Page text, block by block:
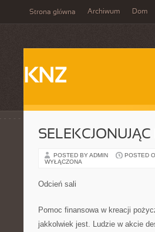
Strona główna Archiwum Dom
KNZ
POSTED BY ADMIN POSTED
WYŁĄCZONA
Odcień sali
Pomoc finansowa w kreacji
jakkolwiek jest. Ludzie w akcie